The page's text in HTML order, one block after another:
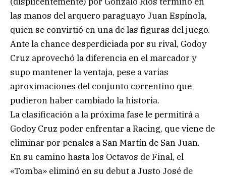
las manos del arquero paraguayo Juan Espínola,
quien se convirtió en una de las figuras del juego.
Ante la chance desperdiciada por su rival, Godoy
Cruz aprovechó la diferencia en el marcador y
supo mantener la ventaja, pese a varias
aproximaciones del conjunto correntino que
pudieron haber cambiado la historia.
La clasificación a la próxima fase le permitirá a
Godoy Cruz poder enfrentar a Racing, que viene de
eliminar por penales a San Martín de San Juan.
En su camino hasta los Octavos de Final, el
«Tomba» eliminó en su debut a Justo José de